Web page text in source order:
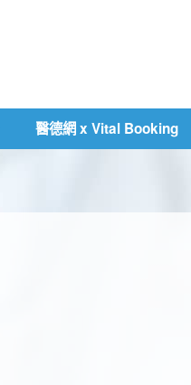
醫德網 x Vital Booking